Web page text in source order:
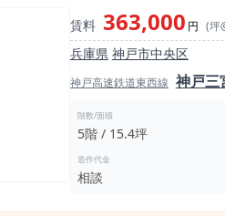
費として重くのしかかる人件費を適
的な負担を軽減できる点にあります
物件として募集されております。 洋
備を活用することで、初期費用を大
に回すことで、より堅実な事業展開を見込むこと
道の落ち着いた空気感や、約12.1坪
ケーションを活かして、どのような
問い合わせをお待ちしております。
賃料 363,000 円 (坪
兵庫県 神戸市中央区
神戸高速鉄道東西線 神戸三
階数/面積
5階 / 15.4坪
造作代金
相談